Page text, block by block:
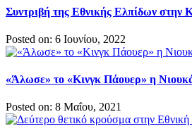
Συντριβή της Εθνικής Ελπίδων στην
Posted on: 6 Ιουνίου, 2022
«Άλωσε» το «Κινγκ Πάουερ» η
Posted on: 8 Μαΐου, 2021